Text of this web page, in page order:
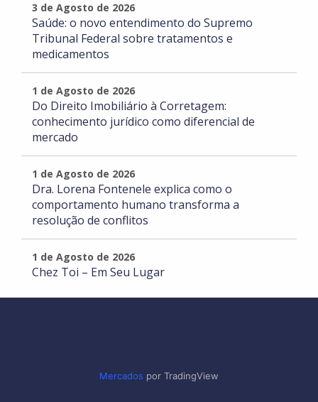
3 de Agosto de 2026
Saúde: o novo entendimento do Supremo
Tribunal Federal sobre tratamentos e
medicamentos
1 de Agosto de 2026
Do Direito Imobiliário à Corretagem:
conhecimento jurídico como diferencial de
mercado
1 de Agosto de 2026
Dra. Lorena Fontenele explica como o
comportamento humano transforma a
resolução de conflitos
1 de Agosto de 2026
Chez Toi – Em Seu Lugar
Mercados por TradingView